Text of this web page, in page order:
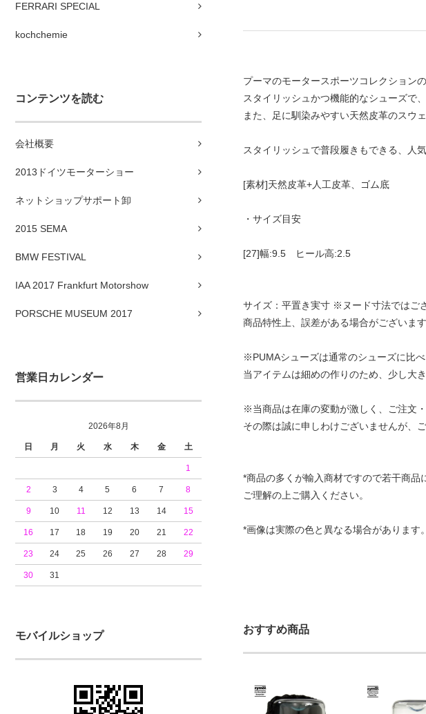
FERRARI SPECIAL
kochchemie
コンテンツを読む
会社概要
2013ドイツモーターショー
ネットショップサポート卸
2015 SEMA
BMW FESTIVAL
IAA 2017 Frankfurt Motorshow
PORSCHE MUSEUM 2017
営業日カレンダー
2026年8月
日 月 火 水 木 金 土
1
2 3 4 5 6 7 8
9 10 11 12 13 14 15
16 17 18 19 20 21 22
23 24 25 26 27 28 29
30 31
モバイルショップ
プーマのモータースポーツコレクション
スタイリッシュかつ機能的なシューズで
また、足に馴染みやすい天然皮革のスウ
スタイリッシュで普段履きもできる、人
[素材]天然皮革+人工皮革、ゴム底
・サイズ目安
[27]幅:9.5 ヒール高:2.5
サイズ：平置き実寸 ※ヌード寸法ではご
商品特性上、誤差がある場合がございます
※PUMAシューズは通常のシューズに比
当アイテムは細めの作りのため、少し大
※当商品は在庫の変動が激しく、ご注文
その際は誠に申しわけございませんが、
*商品の多くが輸入商材ですので若干商品
ご理解の上ご購入ください。
*画像は実際の色と異なる場合があります。
おすすめ商品